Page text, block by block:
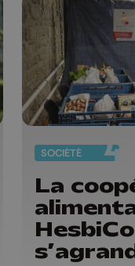
SOCIÉTÉ
La